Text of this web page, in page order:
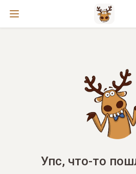
Упс, что-то